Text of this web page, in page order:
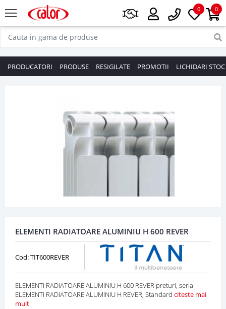
0
0
PRODUCATORI PRODUSE RESIGILATE PROMOTII LICHIDARI STOC
ELEMENTI RADIATOARE ALUMINIU H 600 REVER
Cod: TIT600REVER
ELEMENTI RADIATOARE ALUMINIU H 600 REVER preturi, seria
ELEMENTI RADIATOARE ALUMINIU H REVER, Standard citeste mai
mult